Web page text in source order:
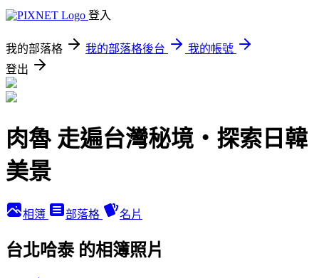
登入
我的部落格 我的部落格後台
我的帳號
登出
肉魯 走遍台灣秘境・探索日韓
美景
相簿 部落格 名片
台北哈泰 的相簿照片